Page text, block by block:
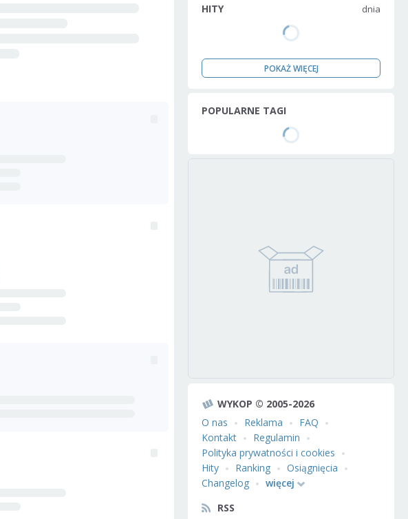
HITY dnia
POKAŻ WIĘCEJ
POPULARNE TAGI
WYKOP © 2005-2026
O nas
Reklama
FAQ
Kontakt
Regulamin
Polityka prywatności i cookies
Hity
Ranking
Osiągnięcia
Changelog
więcej
RSS